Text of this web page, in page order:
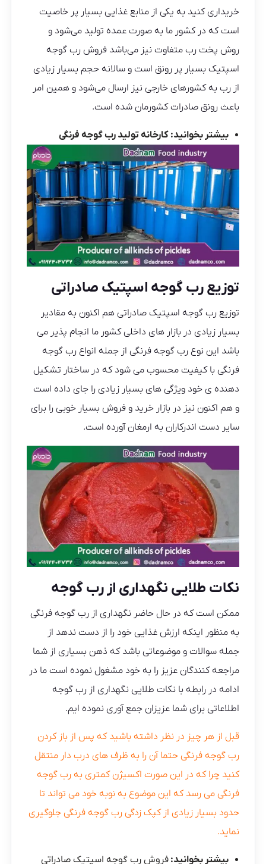
خریداری کنید به یکی از منابع غذایی بسیار پر خاصیت
است که در کشور ما به صورت عمده تولید می‌شود و
روش پخت رب متفاوت نیز می‌باشد فروش رب گوجه
اسپتیک بسیار پر رونق است و سالانه حجم بسیار زیادی
از رب به کشورهای خارجی نیز ارسال می‌شود و همین امر
باعث رونق صادرات کشورمان شده است.
بیشتر بخوانید:کارخانه تولید رب گوجه فرنگی
توزیع رب گوجه اسپتیک صادراتی
توزیع رب گوجه اسپتیک صادراتی هم اکنون به مقادیر
بسیار زیادی در بازار های داخلی کشور ما انجام پذیر می
باشد این نوع رب گوجه فرنگی از جمله انواع رب گوجه
فرنگی با کیفیت محسوب می‌ شود که در ساختار تشکیل‌
دهنده‌ ی خود ویژگی‌ های بسیار زیادی را جای داده است
و هم اکنون نیز در بازار خرید و فروش بسیار خوبی را برای
سایر دست اندرکاران به ارمغان آورده است.
نکات طلایی نگهداری از رب گوجه
ممکن است که در حال حاضر نگهداری از رب گوجه فرنگی
به منظور اینکه ارزش غذایی خود را از دست ندهد از
جمله سوالات و موضوعاتی باشد که ذهن بسیاری از شما
مراجعه کنندگان عزیز را به خود مشغول نموده است ما در
ادامه در رابطه با نکات طلایی نگهداری از رب گوجه
اطلاعاتی برای شما عزیزان جمع آوری نموده ایم.
قبل از هر چیز در نظر داشته باشید که پس از باز کردن
رب گوجه فرنگی حتما آن را به ظرف های درب دار منتقل
کنید چرا که در این صورت اکسیژن کمتری به رب گوجه‌
فرنگی می‌ رسد که این موضوع به نوبه خود می تواند تا
حدود بسیار زیادی از کپک زدگی رب گوجه فرنگی جلوگیری
نماید.
بیشتر بخوانید:فروش رب گوجه اسپتیک صادراتی